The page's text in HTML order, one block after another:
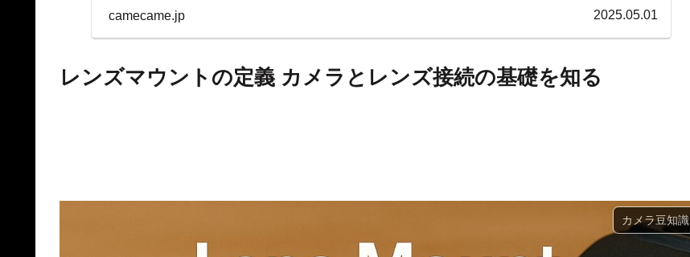
camecame.jp 2025.05.01
レンズマウントの定義 カメラとレンズ接続の基礎を知る
カメラ豆知識